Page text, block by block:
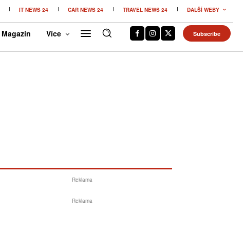
IT NEWS 24 CAR NEWS 24 TRAVEL NEWS 24 DALŠÍ WEBY
Magazín Více Subscribe
Reklama
Reklama